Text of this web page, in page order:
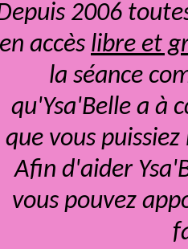
2006
en accès libre et
la séance
qu'Ysa'Belle a à
que vous
Afin d'aider
vous pouvez